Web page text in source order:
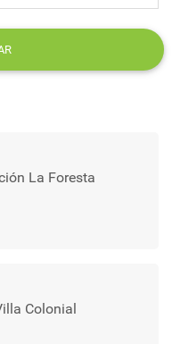
La Foresta
Colonial